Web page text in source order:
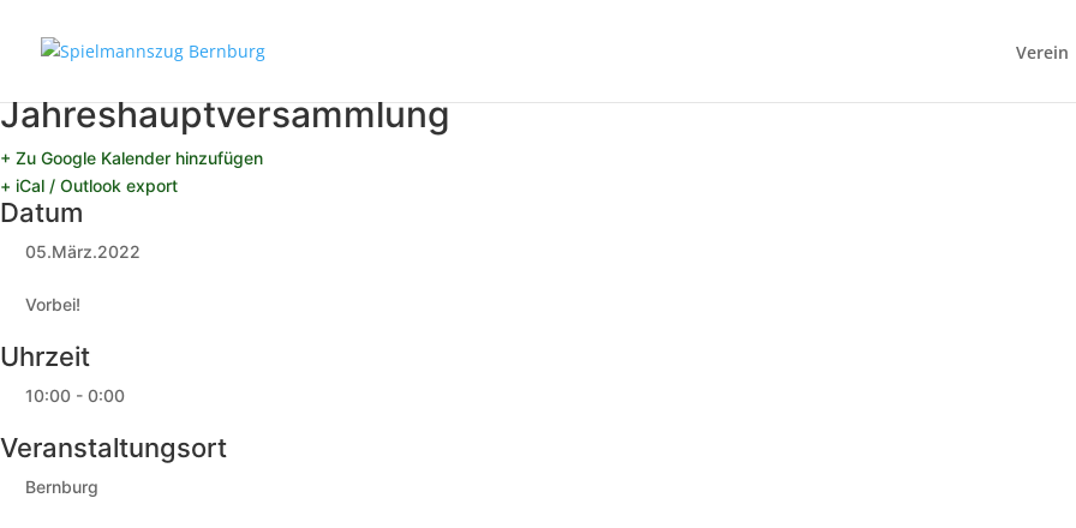
Verein
Jahreshauptversammlung
+ Zu Google Kalender hinzufügen
+ iCal / Outlook export
Datum
05.März.2022
Vorbei!
Uhrzeit
10:00 - 0:00
Veranstaltungsort
Bernburg